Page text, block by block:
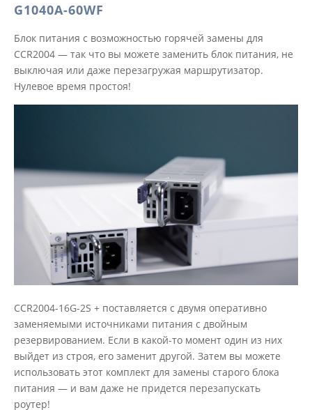
G1040A-60WF
Блок питания с возможностью горячей замены для
CCR2004 — так что вы можете заменить блок питания, не
выключая или даже перезагружая маршрутизатор.
Нулевое время простоя!
CCR2004-16G-2S + поставляется с двумя оперативно
заменяемыми источниками питания с двойным
резервированием. Если в какой-то момент один из них
выйдет из строя, его заменит другой. Затем вы можете
использовать этот комплект для замены старого блока
питания — и вам даже не придется перезапускать
роутер!